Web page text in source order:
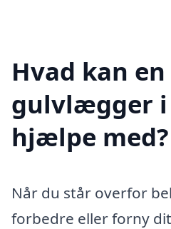
Hvad kan en
gulvlægger i
hjælpe med?
Når du står overfor
forbedre eller forny